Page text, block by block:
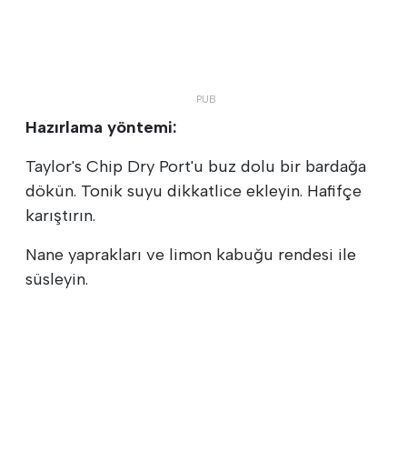
Hazırlama yöntemi:
Taylor's Chip Dry Port'u buz dolu bir bardağa
dökün. Tonik suyu dikkatlice ekleyin. Hafifçe
karıştırın.
Nane yaprakları ve limon kabuğu rendesi ile
süsleyin.